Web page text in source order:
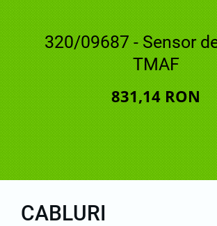
320/09687 - Sensor
TMAF
831,14 RON
CABLURI